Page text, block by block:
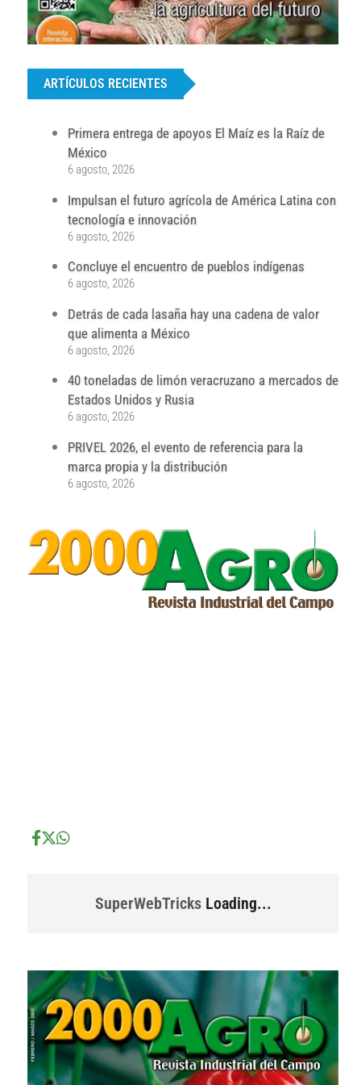
ARTÍCULOS RECIENTES
Primera entrega de apoyos El Maíz es la Raíz de
México
6 agosto, 2026
Impulsan el futuro agrícola de América Latina con
tecnología e innovación
6 agosto, 2026
Concluye el encuentro de pueblos indígenas
6 agosto, 2026
Detrás de cada lasaña hay una cadena de valor
que alimenta a México
6 agosto, 2026
40 toneladas de limón veracruzano a mercados de
Estados Unidos y Rusia
6 agosto, 2026
PRIVEL 2026, el evento de referencia para la
marca propia y la distribución
6 agosto, 2026
SuperWebTricksLoading...